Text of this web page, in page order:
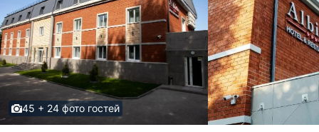
45 + 24 фото гостей